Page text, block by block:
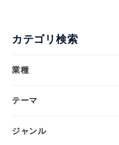
カテゴリ検索
業種
テーマ
ジャンル